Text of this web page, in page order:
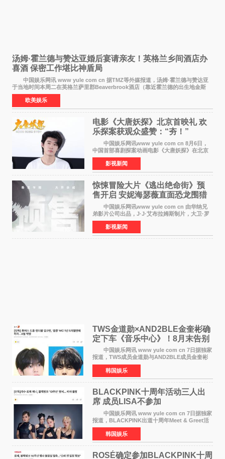
汤姆·霍兰德与赞达亚婚后宴请亲友！英格兰乡间酒店办
喜酒 保密工作堪比神盾局
中国娱乐网讯 www yule com cn 据TMZ等外媒报道，汤姆·霍兰德与赞达亚
于当地时间本周二在英格兰萨里郡Beaverbrook酒店（靠近霍兰德的出生地金斯
顿）举办婚宴，邀请家人与朋友们喝喜酒，庆祝
欧美娱乐
电影《大唐妖探》北京首映礼 欢
乐探案获观众盛赞：“夯！”
中国娱乐网讯www yule com cn 8月6日，
中国首部喜剧探案动画电影《大唐妖探》在北京
举办电影首映礼。导演程腾、联合导演黄珉、总
制片人曹紫建、制片人李莹莹，配音导演张喆，
对白指导程寅，领
影视新闻
惊悚冒险大片《逃出绝命街》预
售开启 安妮海瑟薇直面恐龙围猎
中国娱乐网讯www yule com cn 由华纳兄
弟影片公司出品，J·J·艾布拉姆斯制片，大卫·罗
伯特·米切尔执导，好莱坞巨星安妮·海瑟薇和伊万
·麦克格雷格领衔主演的2026暑期惊悚冒险大片
《逃出绝
影视新闻
TWS金道勋×AND2BLE金奎彬确
定下车《音乐中心》！8月末告别
MC席位
中国娱乐网讯 www yule com cn 7日据独家
报道，TWS成员金道勋与AND2BLE成员金奎彬
将于8月离开《音乐中心》MC的位置。 金道
勋与金奎彬于去年3月与H2H A-NA一起被选为
《音乐中心》MC，约1
韩国娱乐
BLACKPINK十周年活动三人出
席 成员LISA不参加
中国娱乐网讯 www yule com cn 7日据独家
报道，BLACKPINK出道十周年Meet & Greet活
动将由智秀、ROS&Eacute;、JENNIE出席，
LISA将缺席。 此前BLACKPINK所属社YG并
未为组合出道十周年做
韩国娱乐
ROSÉ确定参加BLACKPINK十周